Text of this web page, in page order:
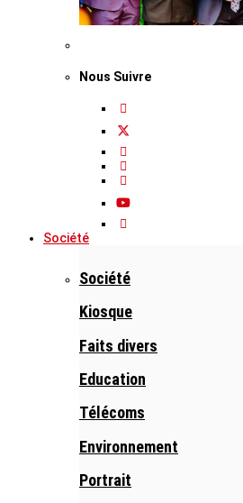
Nous Suivre
Société
Société
Kiosque
Faits divers
Education
Télécoms
Environnement
Portrait